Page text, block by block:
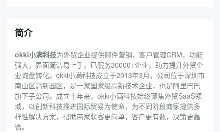
简介
okki小满科技为外贸企业提供邮件营销，客户管理CRM，功能
强大，界面简洁易上手，已服务30000+企业，助力提升外贸企
业询盘转化。okki小满科技成立于2013年3月，公司位于深圳市
南山区高新园区，是一家国家级高新技术企业，也是阿里巴巴
旗下子公司。成立十年来，okki小满科技始终聚焦外贸SaaS领
域，以创新科技推进国际贸易为使命，为不同阶段商家提供多
样性解决方案，帮助商家获客更简单，客户更有数，决策更靠
谱。